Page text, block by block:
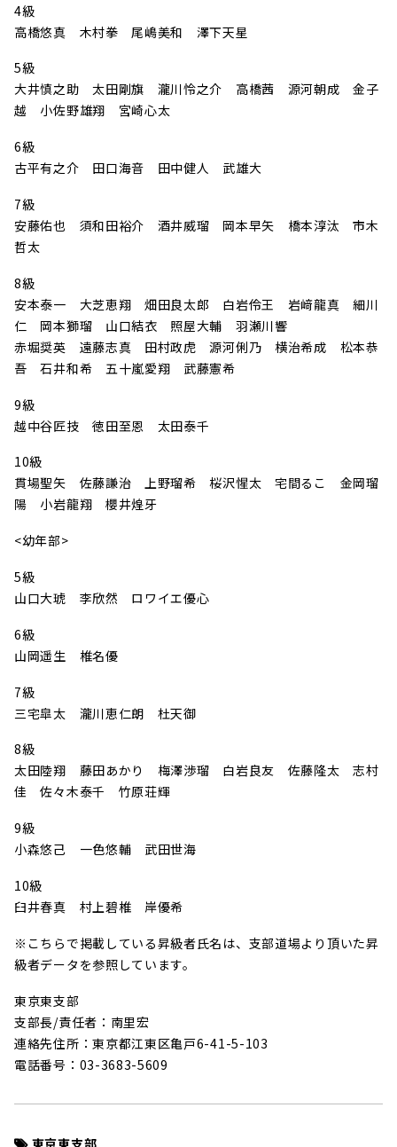
4級
高橋悠真 木村拳 尾嶋美和 澤下天星
5級
大井慎之助 太田剛旗 瀧川怜之介 高橋茜 源河朝成 金子
越 小佐野雄翔 宮崎心太
6級
古平有之介 田口海音 田中健人 武雄大
7級
安藤佑也 須和田裕介 酒井威瑠 岡本早矢 橋本淳汰 市木
哲太
8級
安本泰一 大芝恵翔 畑田良太郎 白岩伶王 岩﨑龍真 細川
仁 岡本獅瑠 山口結衣 照屋大輔 羽瀬川響
赤堀奨英 遠藤志真 田村政虎 源河俐乃 横治希成 松本恭
吾 石井和希 五十嵐愛翔 武藤憲希
9級
越中谷匠技 徳田至恩 太田泰千
10級
貫場聖矢 佐藤謙治 上野瑠希 桜沢惺太 宅間るこ 金岡瑠
陽 小岩龍翔 櫻井煌牙
<幼年部>
5級
山口大琥 李欣然 ロワイエ優心
6級
山岡遥生 椎名優
7級
三宅皐太 瀧川恵仁朗 杜天御
8級
太田陸翔 藤田あかり 梅澤渉瑠 白岩良友 佐藤隆太 志村
佳 佐々木泰千 竹原荘輝
9級
小森悠己 一色悠輔 武田世海
10級
臼井春真 村上碧椎 岸優希
※こちらで掲載している昇級者氏名は、支部道場より頂いた昇
級者データを参照しています。
東京東支部
支部長/責任者：南里宏
連絡先住所：東京都江東区亀戸6-41-5-103
電話番号：03-3683-5609
東京東支部